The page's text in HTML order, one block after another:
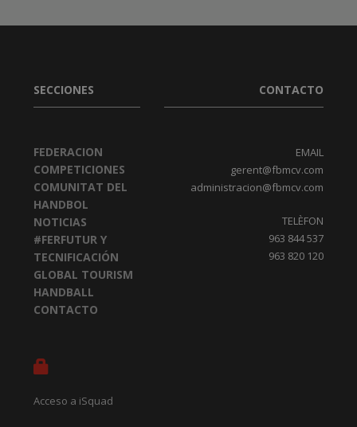
SECCIONES
FEDERACION
COMPETICIONES
COMUNITAT DEL
HANDBOL
NOTICIAS
#FERFUTUR Y
TECNIFICACIÓN
GLOBAL TOURISM
HANDBALL
CONTACTO
Acceso a iSquad
CONTACTO
EMAIL
gerent@fbmcv.com
administracion@fbmcv.com
TELÈFON
963 844 537
963 820 120